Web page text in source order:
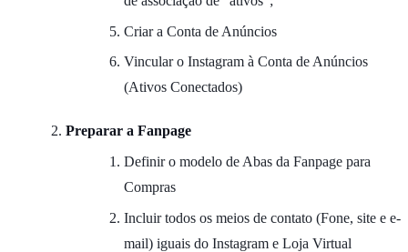
Criar a Conta de Anúncios
Vincular o Instagram à Conta de Anúncios
(Ativos Conectados)
Preparar a Fanpage
Definir o modelo de Abas da Fanpage para
Compras
Incluir todos os meios de contato (Fone, site e e-
mail) iguais do Instagram e Loja Virtual